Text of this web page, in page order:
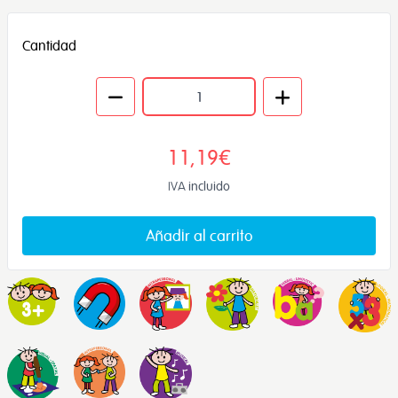
Cantidad
11,19€
IVA incluido
Añadir al carrito